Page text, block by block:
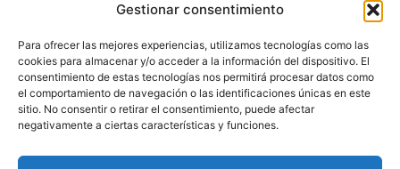
Gestionar consentimiento
Para ofrecer las mejores experiencias, utilizamos tecnologías como las
cookies para almacenar y/o acceder a la información del dispositivo. El
consentimiento de estas tecnologías nos permitirá procesar datos como
el comportamiento de navegación o las identificaciones únicas en este
sitio. No consentir o retirar el consentimiento, puede afectar
negativamente a ciertas características y funciones.